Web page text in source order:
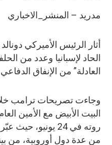
مدريد – المنشر_الاخباري
أثار الرئيس الأميركي
الحاد لإسبانيا وعدد من
العادلة” من الإنفاق
وجاءت تصريحات ترامب
البيت الأبيض مع الأمين
روته في 24 يونيو،
من عدة دول أوروبية، من